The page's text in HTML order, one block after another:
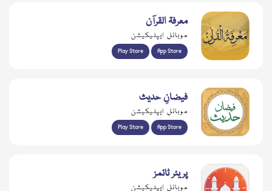
معرفۃ القرآن
موبائل ایپلیکیشن
Play Store App Store
فیضانِ حدیث
موبائل ایپلیکیشن
Play Store App Store
پریئر ٹائمز
موبائل ایپلیکیشن